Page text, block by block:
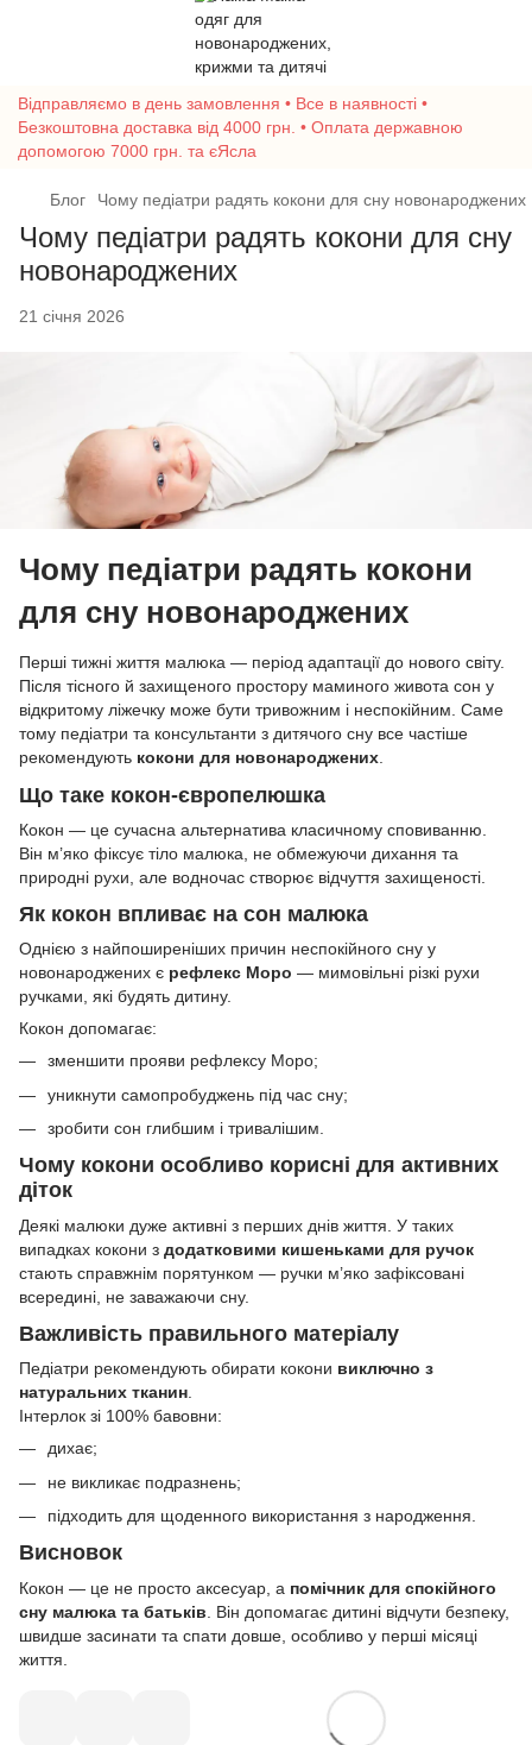
Відправляємо в день замовлення • Все в наявності •
Безкоштовна доставка від 4000 грн. • Оплата державною
допомогою 7000 грн. та єЯсла
Блог Чому педіатри радять кокони для сну новонароджених
Чому педіатри радять кокони для сну
новонароджених
21 січня 2026
Чому педіатри радять кокони
для сну новонароджених
Перші тижні життя малюка — період адаптації до нового світу.
Після тісного й захищеного простору маминого живота сон у
відкритому ліжечку може бути тривожним і неспокійним. Саме
тому педіатри та консультанти з дитячого сну все частіше
рекомендують кокони для новонароджених.
Що таке кокон-європелюшка
Кокон — це сучасна альтернатива класичному сповиванню.
Він м’яко фіксує тіло малюка, не обмежуючи дихання та
природні рухи, але водночас створює відчуття захищеності.
Як кокон впливає на сон малюка
Однією з найпоширеніших причин неспокійного сну у
новонароджених є рефлекс Моро — мимовільні різкі рухи
ручками, які будять дитину.
Кокон допомагає:
зменшити прояви рефлексу Моро;
уникнути самопробуджень під час сну;
зробити сон глибшим і тривалішим.
Чому кокони особливо корисні для активних
діток
Деякі малюки дуже активні з перших днів життя. У таких
випадках кокони з додатковими кишеньками для ручок
стають справжнім порятунком — ручки м’яко зафіксовані
всередині, не заважаючи сну.
Важливість правильного матеріалу
Педіатри рекомендують обирати кокони виключно з
натуральних тканин.
Інтерлок зі 100% бавовни:
дихає;
не викликає подразнень;
підходить для щоденного використання з народження.
Висновок
Кокон — це не просто аксесуар, а помічник для спокійного
сну малюка та батьків . Він допомагає дитині відчути безпеку,
швидше засинати та спати довше, особливо у перші місяці
життя.